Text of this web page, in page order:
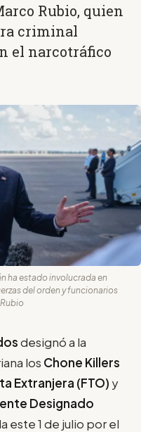
Rubio, quien
criminal
el narcotráfico
ha estado involucrada en
del orden y funcionarios
designó a la
los Chone Killers
Extranjera (FTO) y
Designado
este 1 de julio por el